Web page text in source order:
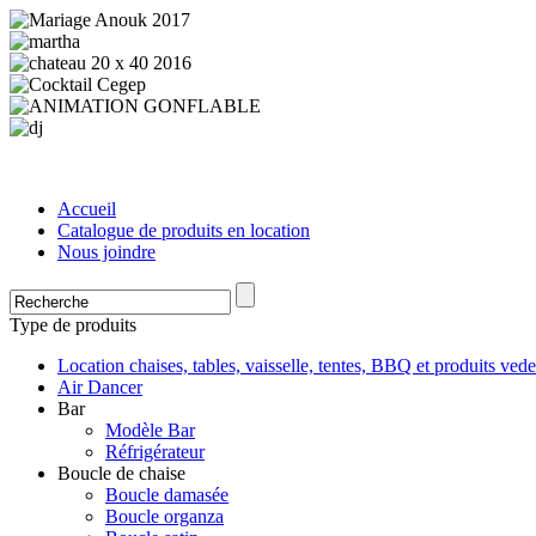
Accueil
Catalogue de produits en location
Nous joindre
Type de produits
Location chaises, tables, vaisselle, tentes, BBQ et produits
Air Dancer
Bar
Modèle Bar
Réfrigérateur
Boucle de chaise
Boucle damasée
Boucle organza